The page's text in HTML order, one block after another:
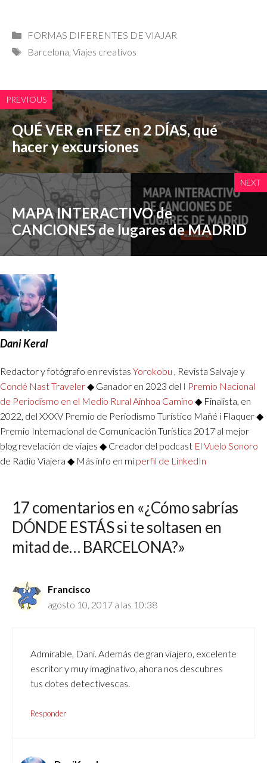
Categorías
FORMAS DIFERENTES DE VIAJAR
Etiquetas
Barcelona Viajes creativos
PREVIOUS
QUÉ VER en FEZ en 2 DÍAS, qué
hacer y excursiones
NEXT
MAPA INTERACTIVO de
CANCIONES de lugares de MADRID
Dani Keral
Redactor y fotógrafo en revistas Yorokobu
, Revista Salvaje y
Condé Nast Traveler◆ Ganador en 2023 del I Premio Nacional
de Periodismo en el Medio Rural Ainhoa Camino ◆ Finalista, en
2022, del XXXV Premio de Periodismo Turístico Mañé i Flaquer ◆
Premio Internacional de Comunicación Turística 2017 al mejor
blog revelación de viajes ◆ Creador del podcast El Vuelo Sonoro
de Radio Viajera ◆ Más info en mi perfil de LinkedIn
17 comentarios en «¿Cómo sabrías
DÓNDE ESTÁS si te soltasen en
mitad de… BARCELONA?»
Francisco
agosto 10, 2017 a las 10:38
Admirable, Dani. Además de gran viajero, excelente
escritor y muy imaginativo, ahora nos descubres
tus dotes detectivescas.
Responder